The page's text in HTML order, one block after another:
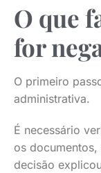
O que
for
O primeiro
administrativa.
É necessário
os documentos,
decisão